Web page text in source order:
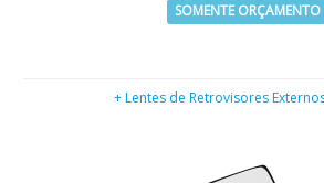
SOMENTE ORÇAMENTO
+ Lentes de Retrovisores